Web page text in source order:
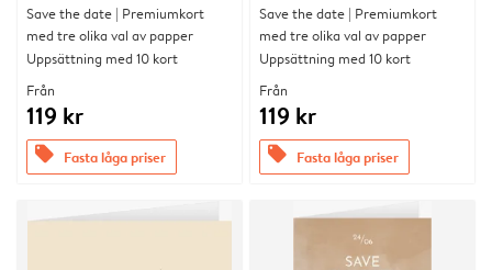
Save the date | Premiumkort
med tre olika val av papper
Uppsättning med 10 kort
Från
119 kr
offers Fasta låga priser
Save the date | Premiumkort
med tre olika val av papper
Uppsättning med 10 kort
Från
119 kr
offers Fasta låga priser